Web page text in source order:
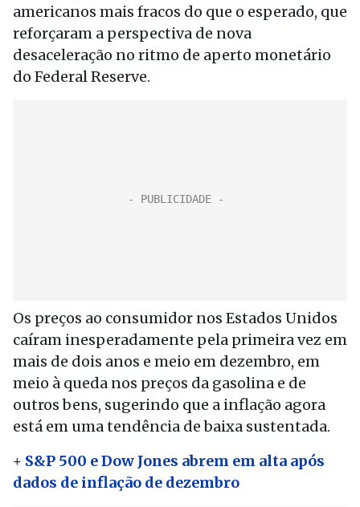
americanos mais fracos do que o esperado, que
reforçaram a perspectiva de nova
desaceleração no ritmo de aperto monetário
do Federal Reserve.
Os preços ao consumidor nos Estados Unidos
caíram inesperadamente pela primeira vez em
mais de dois anos e meio em dezembro, em
meio à queda nos preços da gasolina e de
outros bens, sugerindo que a inflação agora
está em uma tendência de baixa sustentada.
+ S&P 500 e Dow Jones abrem em alta após
dados de inflação de dezembro